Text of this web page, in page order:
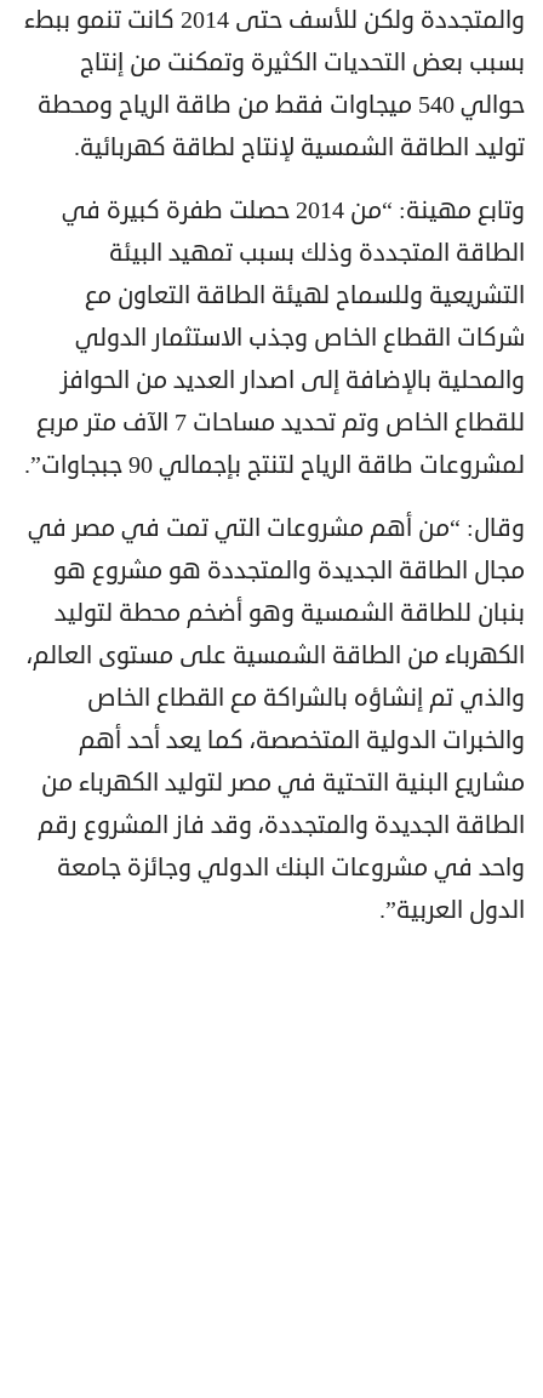
والمتجددة ولكن للأسف حتى 2014 كانت تنمو ببطء
بسبب بعض التحديات الكثيرة وتمكنت من إنتاج
حوالي 540 ميجاوات فقط من طاقة الرياح ومحطة
توليد الطاقة الشمسية لإنتاج لطاقة كهربائية.
وتابع مهينة: “من 2014 حصلت طفرة كبيرة في
الطاقة المتجددة وذلك بسبب تمهيد البيئة
التشريعية وللسماح لهيئة الطاقة التعاون مع
شركات القطاع الخاص وجذب الاستثمار الدولي
والمحلية بالإضافة إلى اصدار العديد من الحوافز
للقطاع الخاص وتم تحديد مساحات 7 الآف متر مربع
لمشروعات طاقة الرياح لتنتج بإجمالي 90 جبجاوات”.
وقال: “من أهم مشروعات التي تمت في مصر في
مجال الطاقة الجديدة والمتجددة هو مشروع هو
بنبان للطاقة الشمسية وهو أضخم محطة لتوليد
الكهرباء من الطاقة الشمسية على مستوى العالم،
والذي تم إنشاؤه بالشراكة مع القطاع الخاص
والخبرات الدولية المتخصصة، كما يعد أحد أهم
مشاريع البنية التحتية في مصر لتوليد الكهرباء من
الطاقة الجديدة والمتجددة، وقد فاز المشروع رقم
واحد في مشروعات البنك الدولي وجائزة جامعة
الدول العربية”.